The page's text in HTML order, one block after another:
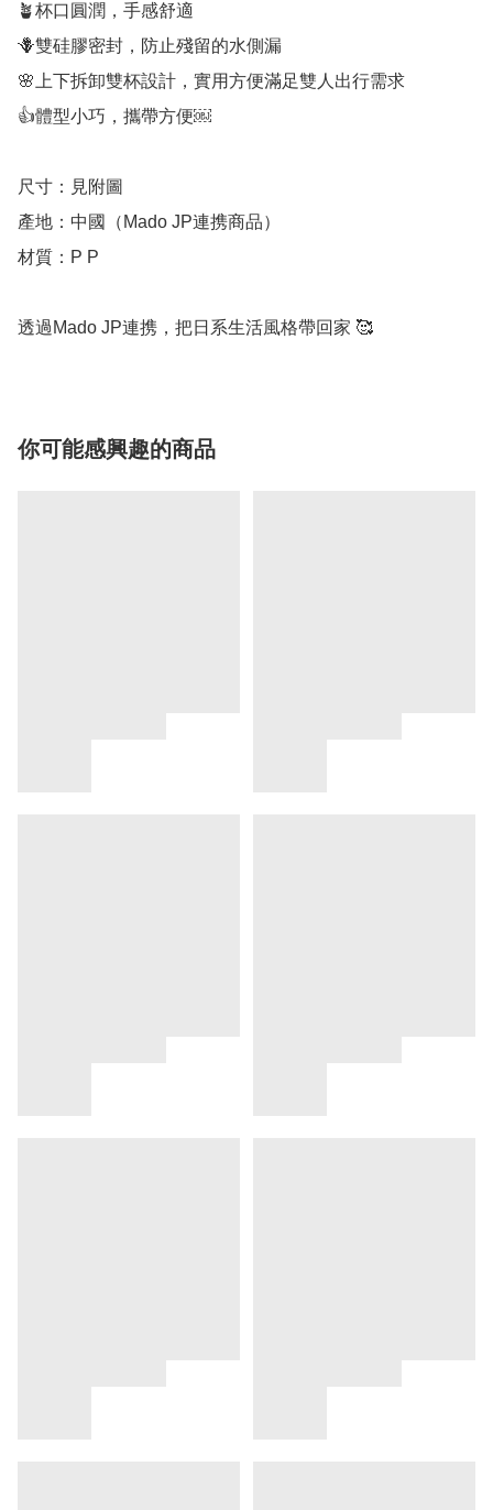
🪴杯口圓潤，手感舒適
🪻雙硅膠密封，防止殘留的水側漏
🌸上下拆卸雙杯設計，實用方便滿足雙人出行需求
👍體型小巧，攜帶方便￼
尺寸：見附圖
產地：中國（Mado JP連携商品）
材質：P P
透過Mado JP連携，把日系生活風格帶回家 🥰
你可能感興趣的商品